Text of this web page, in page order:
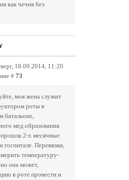
как чечня без
18.09.2014, 11:20
#73
моя жена служит
роты в
батальоне,
мед.образования
прошла 2-х месячные
госпитале. Перевязки,
температуру-
она может,
в роте провести и